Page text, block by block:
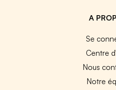
A
Se
Centre
Nous
Notre